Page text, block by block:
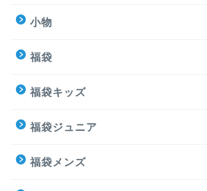
小物
福袋
福袋キッズ
福袋ジュニア
福袋メンズ